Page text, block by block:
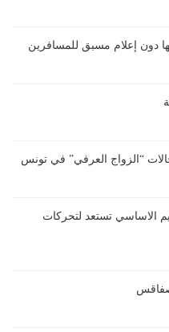
دون إعلام مسبق للمسافرين
“الزواج العرفي” في تونس
الاساسي تستعد لتحركات